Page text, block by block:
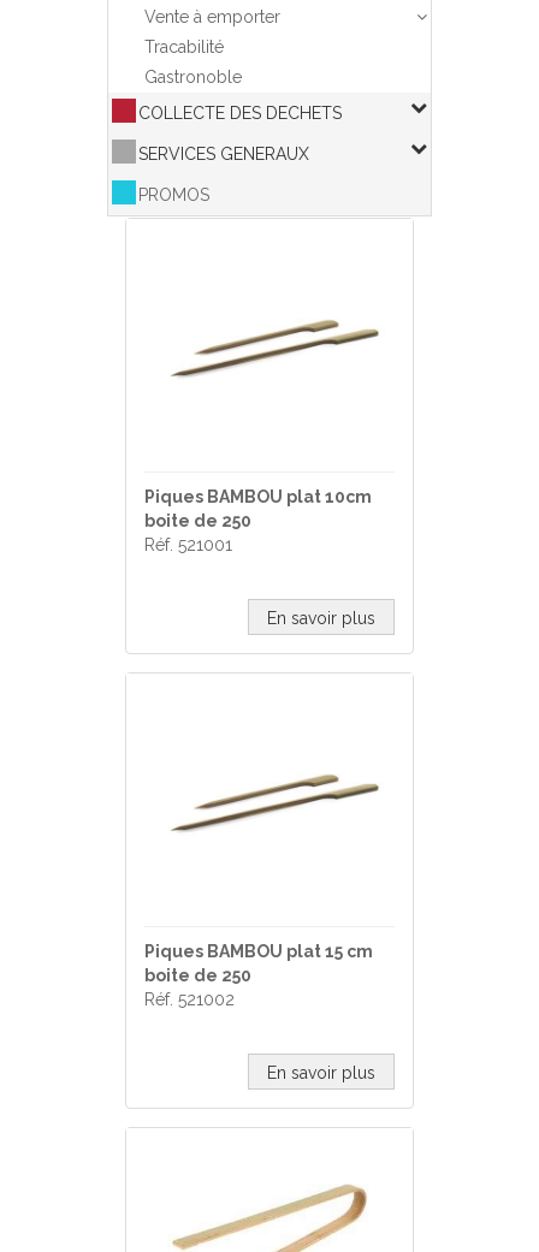
Vente à emporter
Tracabilité
Gastronoble
COLLECTE DES DECHETS
SERVICES GENERAUX
PROMOS
Piques BAMBOU plat 10cm
boite de 250
Réf. 521001
En savoir plus
Piques BAMBOU plat 15 cm
boite de 250
Réf. 521002
En savoir plus